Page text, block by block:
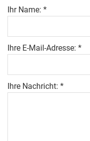
Ihr Name: *
Ihre E-Mail-Adresse: *
Ihre Nachricht: *